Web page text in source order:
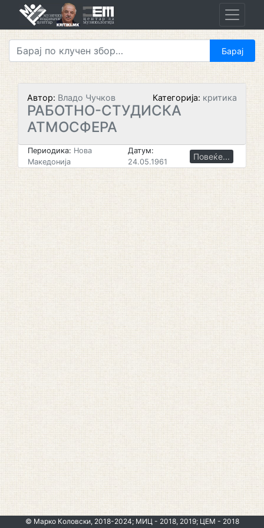
Автор: Владо Чучков Категорија: критика
РАБОТНО-СТУДИСКА
АТМОСФЕРА
Периодика: Нова
Македонија
Датум:
24.05.1961
Повеќе...
© Марко Коловски, 2018-2024; МИЦ - 2018, 2019; ЦЕМ - 2018